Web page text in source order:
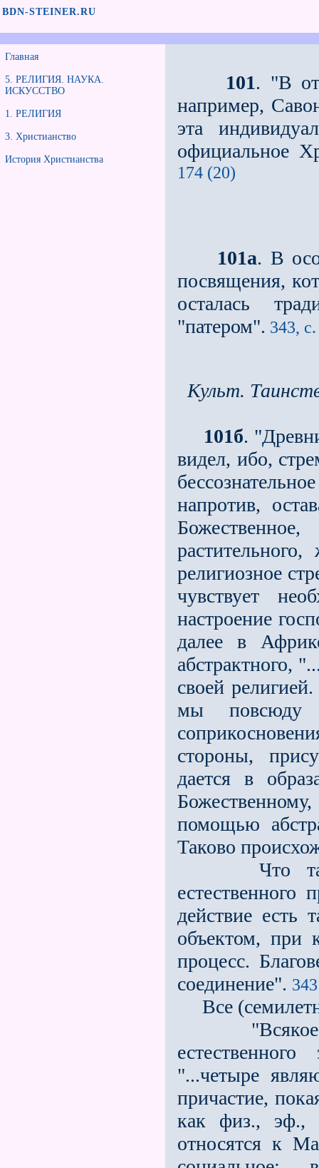
BDN-STEINER.RU
Главная
5. РЕЛИГИЯ. НАУКА.
ИСКУССТВО
1. РЕЛИГИЯ
3. Христианство
История Христианства
101. "В
например,
эта
официальное
174 (20)
101a. В
посвящения,
осталась
"патером". 343,
Культ.
101б.
видел, ибо,
напротив,
религиозное
чувствует
настроение
далее в
абстрактного,
своей
мы повсюду
стороны,
дается в
помощью
Таково
Что такое
естественного
действие есть
объектом, при
процесс.
соединение".
Все
"Всякое
"...четыре
причастие,
как физ., эф.,
относятся к